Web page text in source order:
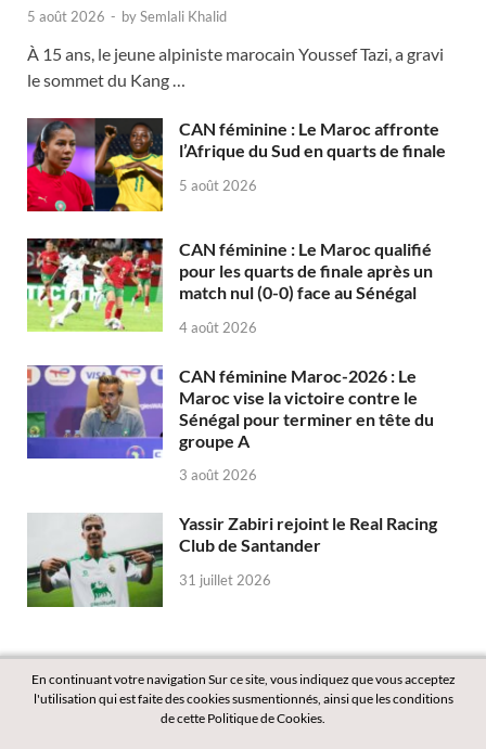
5 août 2026 - bySemlali Khalid
À 15 ans, le jeune alpiniste marocain Youssef Tazi, a gravi
le sommet du Kang …
CAN féminine : Le Maroc affronte
l’Afrique du Sud en quarts de finale
5 août 2026
CAN féminine : Le Maroc qualifié
pour les quarts de finale après un
match nul (0-0) face au Sénégal
4 août 2026
CAN féminine Maroc-2026 : Le
Maroc vise la victoire contre le
Sénégal pour terminer en tête du
groupe A
3 août 2026
Yassir Zabiri rejoint le Real Racing
Club de Santander
31 juillet 2026
En continuant votre navigation Sur ce site, vous indiquez que vous acceptez
l'utilisation qui est faite des cookies susmentionnés, ainsi que les conditions
de cette Politique de Cookies.